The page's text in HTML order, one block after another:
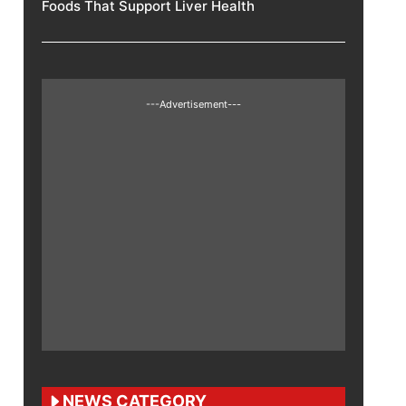
Foods That Support Liver Health
---Advertisement---
NEWS CATEGORY